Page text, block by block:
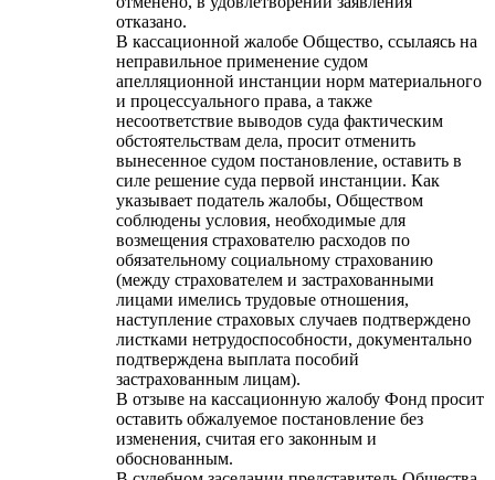
отказано.
В кассационной жалобе Общество, ссылаясь на
неправильное применение судом
апелляционной инстанции норм материального
и процессуального права, а также
несоответствие выводов суда фактическим
обстоятельствам дела, просит отменить
вынесенное судом постановление, оставить в
силе решение суда первой инстанции. Как
указывает податель жалобы, Обществом
соблюдены условия, необходимые для
возмещения страхователю расходов по
обязательному социальному страхованию
(между страхователем и застрахованными
лицами имелись трудовые отношения,
наступление страховых случаев подтверждено
листками нетрудоспособности, документально
подтверждена выплата пособий
застрахованным лицам).
В отзыве на кассационную жалобу Фонд просит
оставить обжалуемое постановление без
изменения, считая его законным и
обоснованным.